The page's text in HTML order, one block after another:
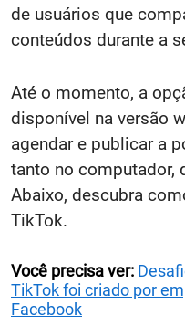
de usuários que
conteúdos durante a
Até o momento, a
disponível na versão
agendar e publicar a
tanto no computador,
Abaixo, descubra
TikTok.
Você precisa ver:
TikTok foi criado por
Facebook